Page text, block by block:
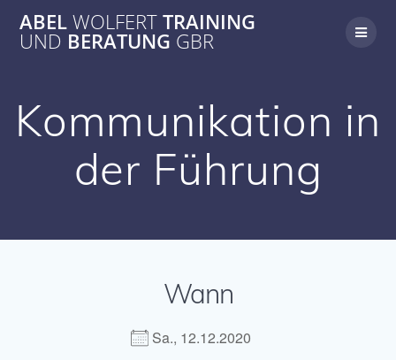
Inhalt
springen
ABELWOLFERTTRAINING
UND BERATUNG GBR
Kommunikation in
der Führung
Wann
Sa., 12.12.2020